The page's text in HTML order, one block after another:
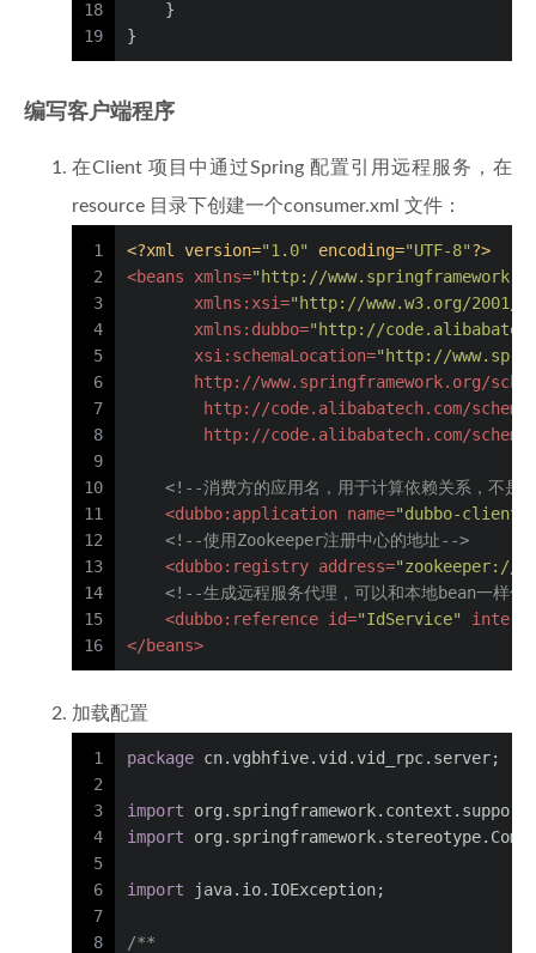
18
19
    }
}
编写客户端程序
在Client 项目中通过Spring 配置引用远程服务，在
resource 目录下创建一个consumer.xml 文件：
1
2
3
4
5
6
7
8
9
10
11
12
13
14
15
16
<?xml version="1.0" encoding="UTF-8"?>
<beans xmlns="http://
xmlns:xsi="http://www.w3.org/2001/
xmlns:dubbo="http://
xsi:schemaLocation="http://
http://www.springframework.org/
http://code.alibabatech.com/
http://code.alibabatech.com/
<!--消费方的应用名，用于计算依赖关系，不是
<dubbo:application name="dubbo-client"
<!--使用Zookeeper注册中心的地址-->
<dubbo:registry address="zookeeper://
<!--生成远程服务代理，可以和本地bean一样
<dubbo:reference id="IdService"
</beans>
加载配置
1
2
3
4
5
6
7
8
package cn.vgbhfive.vid.vid_rpc.server;
import
import
import java.io.IOException;
/**